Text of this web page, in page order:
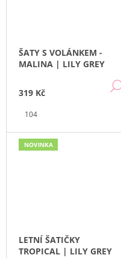
ŠATY S VOLÁNKEM -
MALINA | LILY GREY
319 Kč
104
NOVINKA
LETNÍ ŠATIČKY
TROPICAL | LILY GREY